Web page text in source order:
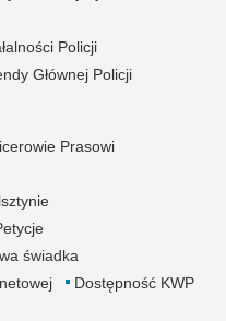
Policji
Głównej Policji
Prasowi
świadka
Dostępność KWP